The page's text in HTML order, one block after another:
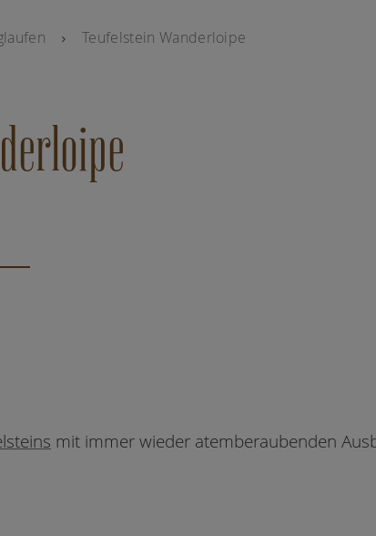
Teufelstein Wanderloipe
mit immer wieder atemberaubenden